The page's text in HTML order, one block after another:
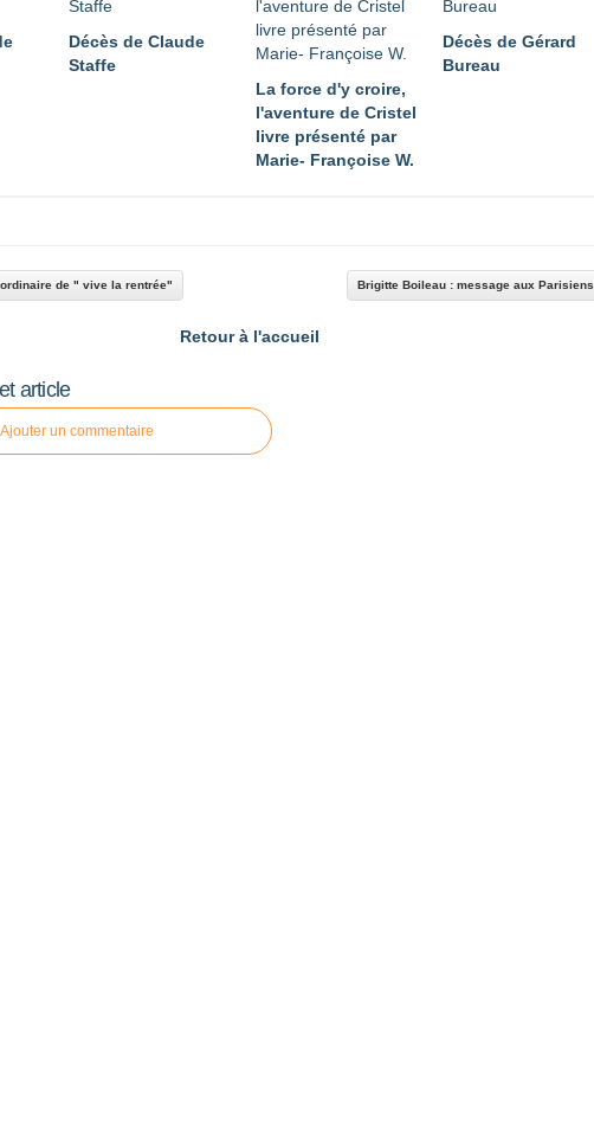
Décès de Claude
Staffe
La force d'y croire,
l'aventure de Cristel
livre présenté par
Marie- Françoise W.
Décès de Gérard
Bureau
de " vive la rentrée" Brigitte Boileau : message aux Parisiens
Retour à l'accueil
article
Ajouter un commentaire